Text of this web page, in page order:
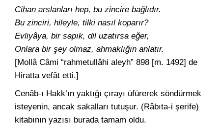
Cihan arslanları hep, bu zincire bağlıdır.
Bu zinciri, hileyle, tilki nasıl koparır?
Evliyâya, bir sapık, dil uzatırsa eğer,
Onlara bir şey olmaz, ahmaklığın anlatır.
[Mollâ Câmi “rahmetullâhi aleyh” 898 [m. 1492] de
Hiratta vefât etti.]
Cenâb-ı Hakk’ın yaktığı çırayı üfürerek söndürmek
isteyenin, ancak sakalları tutuşur. (Râbıta-i şerife)
kitabının yazısı burada tamam oldu.